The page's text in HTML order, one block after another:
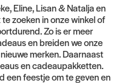
Eline, Lisan & Natalja en
zoeken in onze winkel of
Zo is er meer
en breiden we onze
merken. Daarnaast
en cadeaupakketten.
een feestje om te geven en